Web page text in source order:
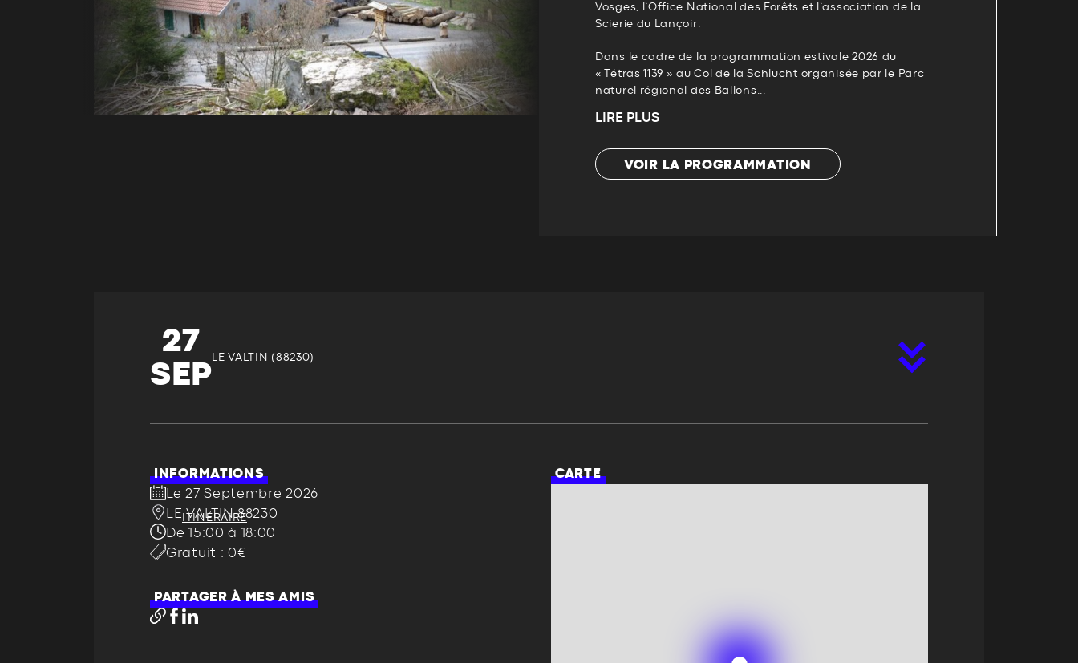
Vosges, l’Office National des Forêts et l’association de la
Scierie du Lançoir.
Dans le cadre de la programmation estivale 2026 du
« Tétras 1139 » au Col de la Schlucht organisée par le Parc
naturel régional des Ballons...
LIRE PLUS
VOIR LA PROGRAMMATION
27
SEPLE VALTIN (88230)
INFORMATIONS
Le 27 Septembre 2026
LE VALTIN 88230
ITINÉRAIRE
De 15:00 à 18:00
Gratuit : 0€
PARTAGER À MES AMIS
CARTE